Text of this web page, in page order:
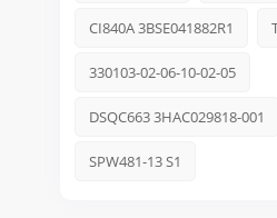
CI840A 3BSE041882R1
330103-02-06-10-02-05
DSQC663 3HAC029818-001
SPW481-13 S1